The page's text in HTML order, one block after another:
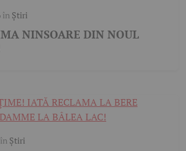
în Știri
NINSOARE DIN NOUL
în Știri